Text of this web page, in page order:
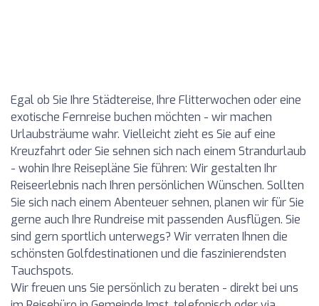
Egal ob Sie Ihre Städtereise, Ihre Flitterwochen oder eine
exotische Fernreise buchen möchten - wir machen
Urlaubsträume wahr. Vielleicht zieht es Sie auf eine
Kreuzfahrt oder Sie sehnen sich nach einem Strandurlaub
- wohin Ihre Reisepläne Sie führen: Wir gestalten Ihr
Reiseerlebnis nach Ihren persönlichen Wünschen. Sollten
Sie sich nach einem Abenteuer sehnen, planen wir für Sie
gerne auch Ihre Rundreise mit passenden Ausflügen. Sie
sind gern sportlich unterwegs? Wir verraten Ihnen die
schönsten Golfdestinationen und die faszinierendsten
Tauchspots.
Wir freuen uns Sie persönlich zu beraten - direkt bei uns